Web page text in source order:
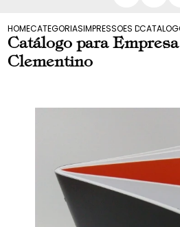
HOMECATEGORIASIMPRESSOES DE
Catálogo para
Clementino